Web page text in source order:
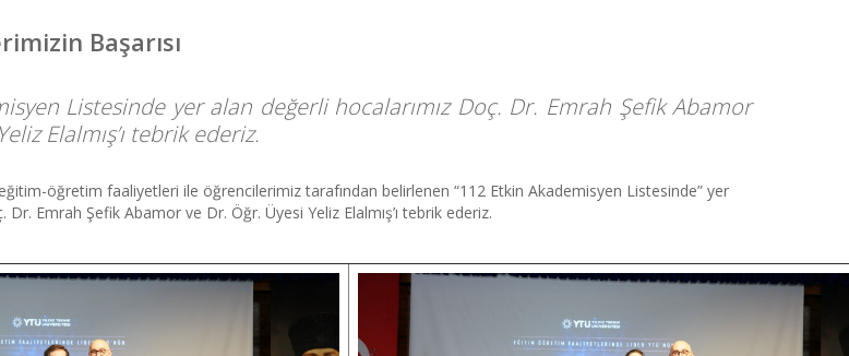
Başarısı
Listesinde yer alan değerli hocalarımız Doç. Dr. Emrah Şefik Abamor
Elalmış’ı tebrik ederiz.
öğretim faaliyetleri ile öğrencilerimiz tarafından belirlenen “112 Etkin Akademisyen Listesinde” yer
Dr. Emrah Şefik Abamor ve Dr. Öğr. Üyesi Yeliz Elalmış’ı tebrik ederiz.